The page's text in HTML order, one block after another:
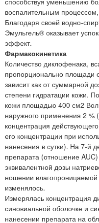
воспалительным
Благодаря своей водно-
Эмульгель® оказывает
эффект.
Фармакокинетика
Количество диклофенака,
пропорционально площади
зависит как от суммарной
степени гидратации кожи.
кожи площадью 400 см2
наружного применения 2 %
концентрация
его концентрации при
нанесения в сутки). На 7-й
препарата (отношение
эквивалентной дозы
ношении
изменялось.
Измерялась концентрация
синовиальной оболочке и
нанесении препарата на